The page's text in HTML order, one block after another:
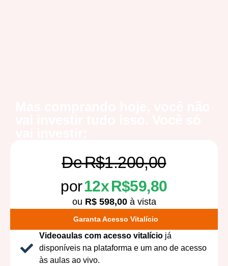
De R$1.200,00
por12x R$59,80
ou R$ 598,00à vista
Garanta Acesso Vitalício
Videoaulas com acesso vitalício já
disponíveis na plataforma e um ano de acesso
às aulas ao vivo.